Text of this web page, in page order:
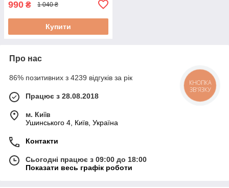
990 ₴ 1 040 ₴
Купити
Про нас
86% позитивних з 4239 відгуків за рік
Працює з 28.08.2018
м. Київ
Ушинського 4, Київ, Україна
Контакти
Сьогодні працює з 09:00 до 18:00
Показати весь графік роботи
КНОПКА
ЗВ'ЯЗКУ